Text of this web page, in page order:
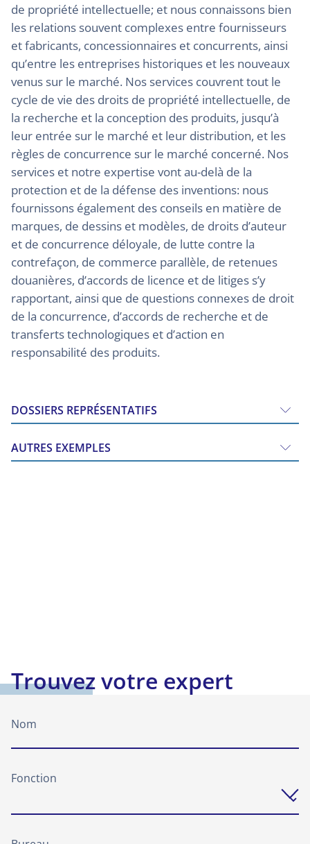
de propriété intellectuelle; et nous connaissons bien
les relations souvent complexes entre fournisseurs
et fabricants, concessionnaires et concurrents, ainsi
qu’entre les entreprises historiques et les nouveaux
venus sur le marché. Nos services couvrent tout le
cycle de vie des droits de propriété intellectuelle, de
la recherche et la conception des produits, jusqu’à
leur entrée sur le marché et leur distribution, et les
règles de concurrence sur le marché concerné. Nos
services et notre expertise vont au-delà de la
protection et de la défense des inventions: nous
fournissons également des conseils en matière de
marques, de dessins et modèles, de droits d’auteur
et de concurrence déloyale, de lutte contre la
contrefaçon, de commerce parallèle, de retenues
douanières, d’accords de licence et de litiges s’y
rapportant, ainsi que de questions connexes de droit
de la concurrence, d’accords de recherche et de
transferts technologiques et d’action en
responsabilité des produits.
DOSSIERS REPRÉSENTATIFS
AUTRES EXEMPLES
Trouvez votre expert
Nom
Fonction